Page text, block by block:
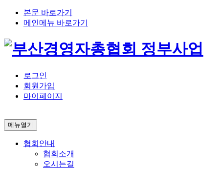
본문 바로가기
메인메뉴 바로가기
로그인
회원가입
마이페이지
메뉴열기
협회안내
협회소개
오시는길